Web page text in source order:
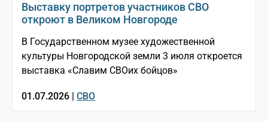
Выставку портретов участников СВО
откроют в Великом Новгороде
В Государственном музее художественной
культуры Новгородской земли 3 июля откроется
выставка «Славим СВОих бойцов»
01.07.2026 | СВО